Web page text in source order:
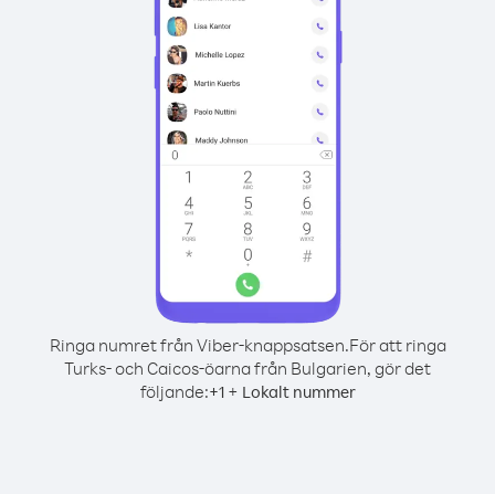
Ringa numret från Viber-knappsatsen.För att ringa
Turks- och Caicos-öarna från Bulgarien, gör det
följande:+1+ Lokalt nummer